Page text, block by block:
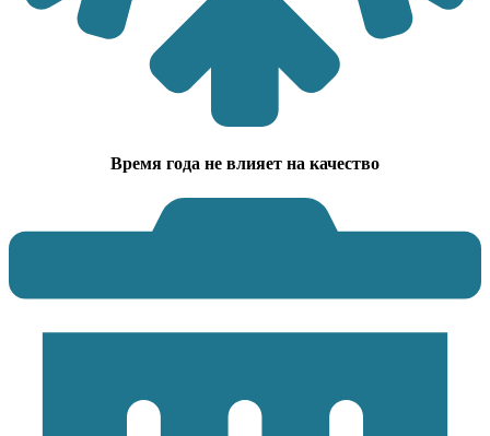
Время года не влияет на качество